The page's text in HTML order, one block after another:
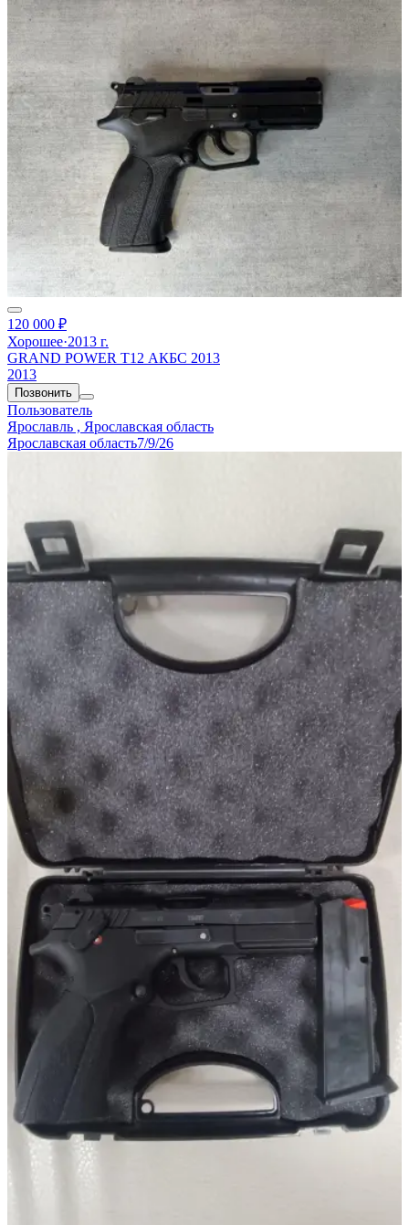
120 000 ₽
Хорошее·2013 г.
GRAND POWER T12 АКБС 2013
2013
Позвонить
Пользователь
Ярославль , Ярославская область
Ярославская область7/9/26